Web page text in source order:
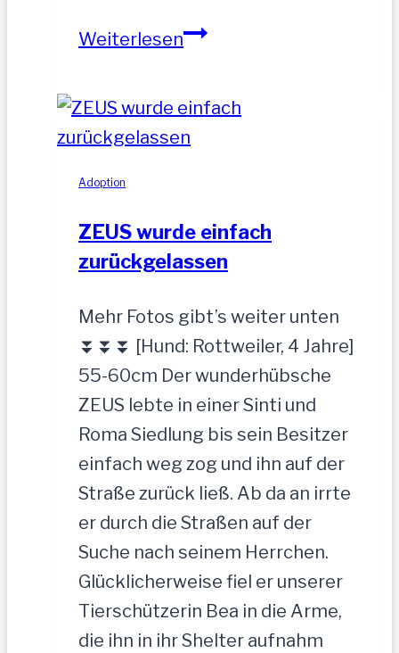
WeiterlesenNOAH-
Rüde,
35
Adoption
ZEUS wurde einfach
zurückgelassen
Mehr Fotos gibt’s weiter unten
⏬⏬⏬ [Hund: Rottweiler, 4 Jahre]
55-60cm Der wunderhübsche
ZEUS lebte in einer Sinti und
Roma Siedlung bis sein Besitzer
einfach weg zog und ihn auf der
Straße zurück ließ. Ab da an irrte
er durch die Straßen auf der
Suche nach seinem Herrchen.
Glücklicherweise fiel er unserer
Tierschützerin Bea in die Arme,
die ihn in ihr Shelter aufnahm